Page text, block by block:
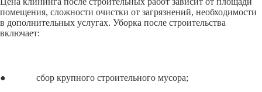
помещения, сложности очистки от загрязнений, необходимости
в дополнительных услугах. Уборка после строительства
включает:
● сбор крупного строительного мусора;